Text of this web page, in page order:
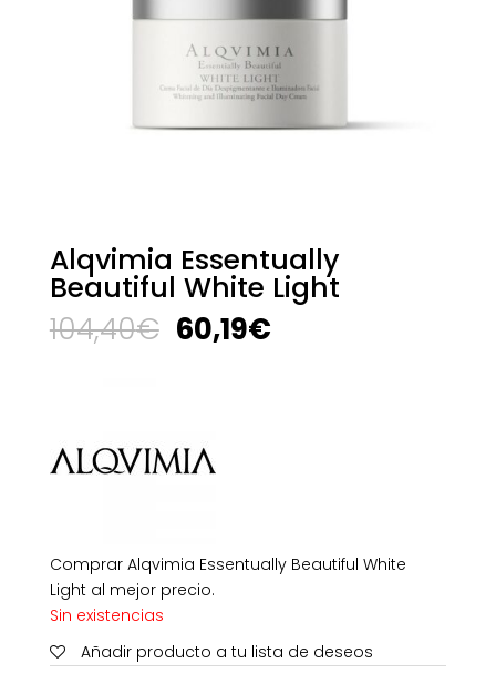
Alqvimia Essentually
Beautiful White Light
104,40€ El
precio
60,19€El
Comprar Alqvimia Essentually Beautiful White
Light al mejor precio.
Sin existencias
Añadir producto a tu lista de deseos